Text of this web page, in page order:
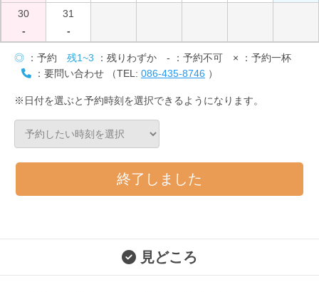
30
-
31
-
◎ ：予約 残1~3 ：残りわずか - ：予約不可 × ：予約一杯
：要問い合わせ （TEL: 086-435-8746 ）
※日付を選ぶと予約時刻を選択できるようになります。
終了しました
見どころ